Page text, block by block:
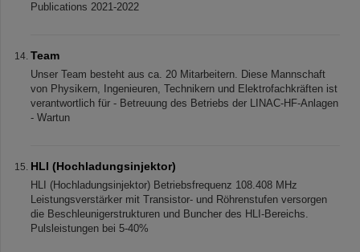
Publications 2021-2022
Team
Unser Team besteht aus ca. 20 Mitarbeitern. Diese Mannschaft
von Physikern, Ingenieuren, Technikern und Elektrofachkräften ist
verantwortlich für - Betreuung des Betriebs der LINAC-HF-Anlagen
- Wartun
HLI (Hochladungsinjektor)
HLI (Hochladungsinjektor) Betriebsfrequenz 108.408 MHz
Leistungsverstärker mit Transistor- und Röhrenstufen versorgen
die Beschleunigerstrukturen und Buncher des HLI-Bereichs.
Pulsleistungen bei 5-40%